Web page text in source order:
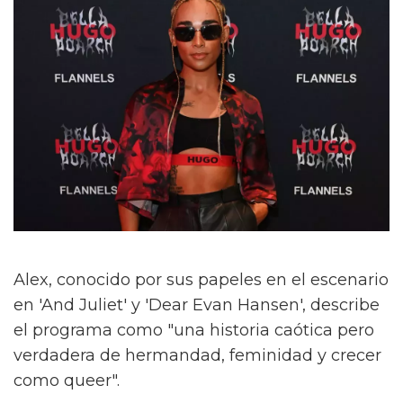
Alex, conocido por sus papeles en el escenario
en 'And Juliet' y 'Dear Evan Hansen', describe
el programa como "una historia caótica pero
verdadera de hermandad, feminidad y crecer
como queer".